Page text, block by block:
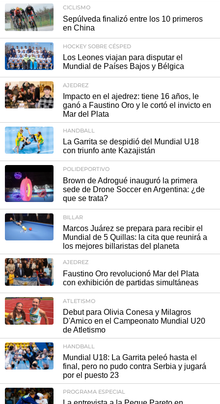
CICLISMO
Sepúlveda finalizó entre los 10 primeros
en China
HOCKEY SOBRE CÉSPED
Los Leones viajan para disputar el
Mundial de Países Bajos y Bélgica
AJEDREZ
Impacto en el ajedrez: tiene 16 años, le
ganó a Faustino Oro y le cortó el invicto en
Mar del Plata
HANDBALL
La Garrita se despidió del Mundial U18
con triunfo ante Kazajistán
POLIDEPORTIVO
Brown de Adrogué inauguró la primera
sede de Drone Soccer en Argentina: ¿de
que se trata?
BILLAR
Marcos Juárez se prepara para recibir el
Mundial de 5 Quillas: la cita que reunirá a
los mejores billaristas del planeta
AJEDREZ
Faustino Oro revolucionó Mar del Plata
con exhibición de partidas simultáneas
ATLETISMO
Debut para Olivia Conesa y Milagros
D'Amico en el Campeonato Mundial U20
de Atletismo
HANDBALL
Mundial U18: La Garrita peleó hasta el
final, pero no pudo contra Serbia y jugará
por el puesto 23
PROGRAMA ESPECIAL